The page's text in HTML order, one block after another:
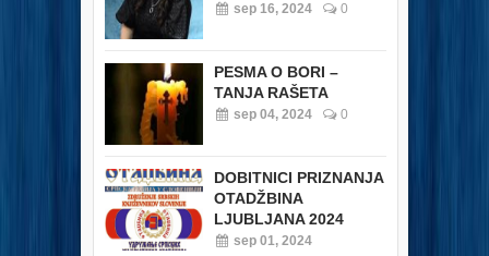
sep 16, 2024 0
PESMA O BORI –
TANJA RAŠETA
sep 04, 2024 0
DOBITNICI PRIZNANJA
OTADŽBINA
LJUBLJANA 2024
sep 01, 2024